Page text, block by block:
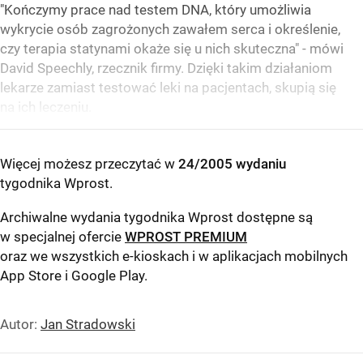
"Kończymy prace nad testem DNA, który umożliwia
wykrycie osób zagrożonych zawałem serca i określenie,
czy terapia statynami okaże się u nich skuteczna" - mówi
David Speechly, rzecznik firmy. Dzięki takim działaniom
lekarze zamiast testować leki na pacjentach, skupią się
Więcej możesz przeczytać w 24/2005 wydaniu
tygodnika Wprost.
Archiwalne wydania tygodnika Wprost dostępne są
w specjalnej ofercie WPROST PREMIUM
oraz we wszystkich e-kioskach i w aplikacjach mobilnych
App Store i Google Play.
Autor: Jan Stradowski